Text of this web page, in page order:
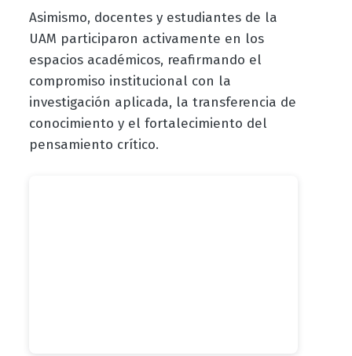
Asimismo, docentes y estudiantes de la
UAM participaron activamente en los
espacios académicos, reafirmando el
compromiso institucional con la
investigación aplicada, la transferencia de
conocimiento y el fortalecimiento del
pensamiento crítico.